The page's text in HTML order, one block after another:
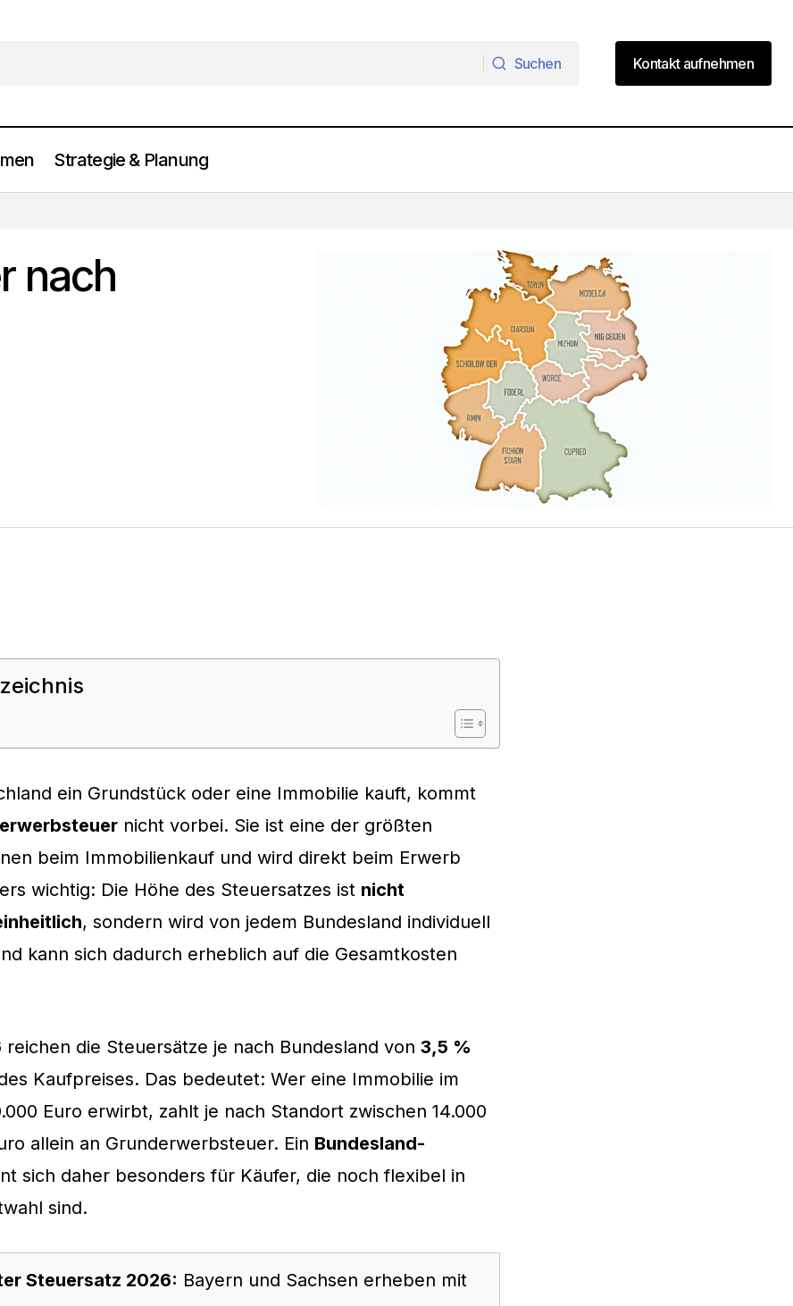
Suchen
Kontakt aufnehmen
Kontakt aufnehmen
Strategie & Planung
nach
ein Grundstück oder eine Immobilie kauft, kommt
nicht vorbei. Sie ist eine der größten
beim Immobilienkauf und wird direkt beim Erwerb
wichtig: Die Höhe des Steuersatzes ist nicht
, sondern wird von jedem Bundesland individuell
kann sich dadurch erheblich auf die Gesamtkosten
reichen die Steuersätze je nach Bundesland von 3,5 %
Kaufpreises. Das bedeutet: Wer eine Immobilie im
Euro erwirbt, zahlt je nach Standort zwischen 14.000
allein an Grunderwerbsteuer. Ein Bundesland-
sich daher besonders für Käufer, die noch flexibel in
sind.
Steuersatz 2026: Bayern und Sachsen erheben mit